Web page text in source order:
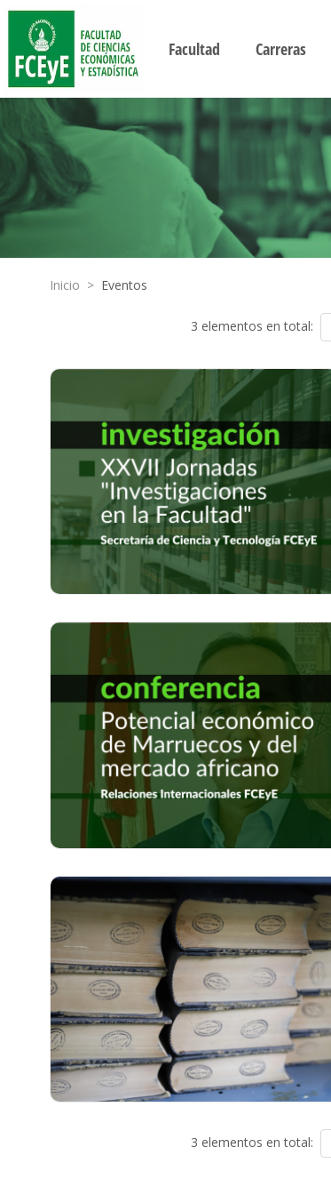
Facultad Carreras
Inicio > Eventos
3 elementos en total:
3 elementos en total: